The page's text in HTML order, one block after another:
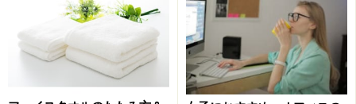
書類整理の3則・その2：規格化する